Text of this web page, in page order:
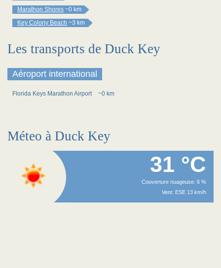
Marathon Shores ~0 km
Key Colony Beach ~3 km
Les transports de Duck Key
Aéroport international
Florida Keys Marathon Airport ~0 km
Méteo à Duck Key
31 °C
Couverture nuageuse: 6 %
Vent: ESE 13 km/h